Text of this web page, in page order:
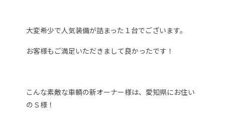
大変希少で人気装備が詰まった１台でございます。
お客様もご満足いただきまして良かったです！
こんな素敵な車輌の新オーナー様は、愛知県にお住い
のＳ様！